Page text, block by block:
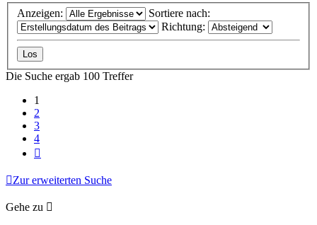
Anzeigen:
Sortiere nach:
Richtung:
Die Suche ergab 100 Treffer
1
2
3
4
Zur erweiterten Suche
Gehe zu